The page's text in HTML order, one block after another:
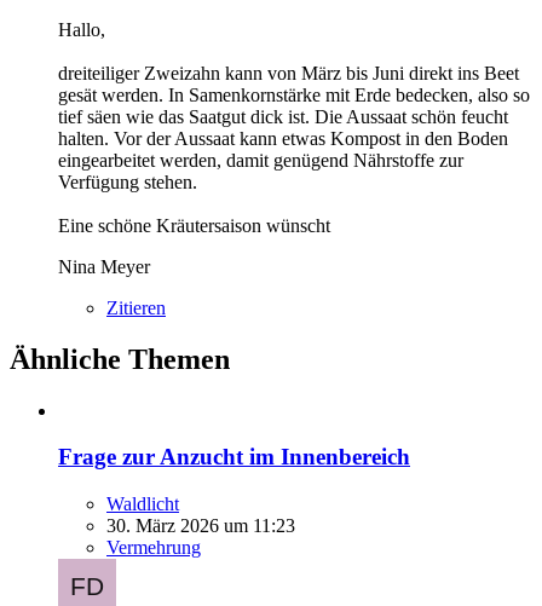
Hallo,
dreiteiliger Zweizahn kann von März bis Juni direkt ins Beet
gesät werden. In Samenkornstärke mit Erde bedecken, also so
tief säen wie das Saatgut dick ist. Die Aussaat schön feucht
halten. Vor der Aussaat kann etwas Kompost in den Boden
eingearbeitet werden, damit genügend Nährstoffe zur
Verfügung stehen.
Eine schöne Kräutersaison wünscht
Nina Meyer
Zitieren
Ähnliche Themen
Frage zur Anzucht im Innenbereich
Waldlicht
30. März 2026 um 11:23
Vermehrung